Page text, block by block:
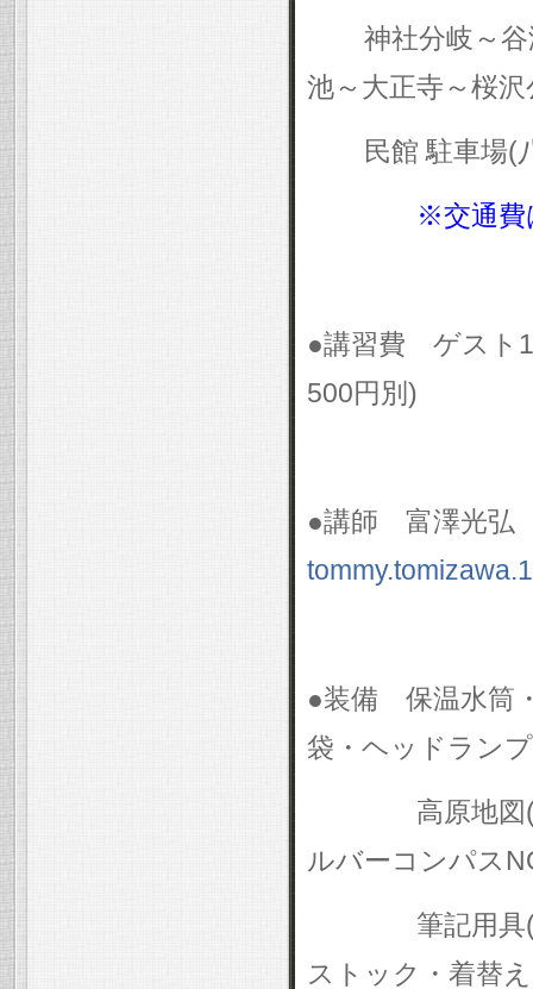
神社分岐～
池～大正寺～桜沢
民館 駐車場(
※交通費
●講習費 ゲスト
500円別 )
●講師 富澤光
●装備 保温水筒
袋・ヘッドランプ
高原地図
ルバーコンパス
筆記用具
ストック・着替